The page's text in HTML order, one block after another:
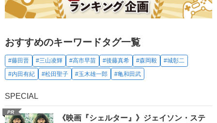
おすすめのキーワードタグ一覧
#藤田晋 #三山凌輝 #高市早苗 #後藤真希 #森岡毅
#城彰二
#内田有紀
#松田聖子 #玉木雄一郎 #亀和田武
SPECIAL
PR
《映画『シェルター』》ジェイソン・ステ